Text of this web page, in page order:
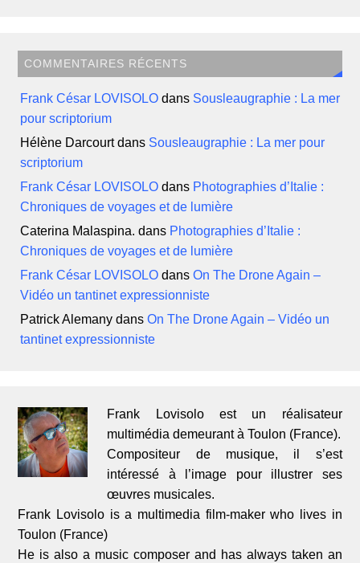
COMMENTAIRES RÉCENTS
Frank César LOVISOLO dans Sousleaugraphie : La mer
pour scriptorium
Hélène Darcourtdans Sousleaugraphie : La mer pour
scriptorium
Frank César LOVISOLO dans Photographies d’Italie :
Chroniques de voyages et de lumière
Caterina Malaspina. dans Photographies d’Italie :
Chroniques de voyages et de lumière
Frank César LOVISOLO dansOn The Drone Again –
Vidéo un tantinet expressionniste
Patrick Alemany dansOn The Drone Again – Vidéo un
tantinet expressionniste
Frank Lovisolo est un réalisateur
multimédia demeurant à Toulon (France).
Compositeur de musique, il s’est
intéressé à l’image pour illustrer ses
œuvres musicales.
Frank Lovisolo is a multimedia film-maker who lives in
Toulon (France)
He is also a music composer and has always taken an